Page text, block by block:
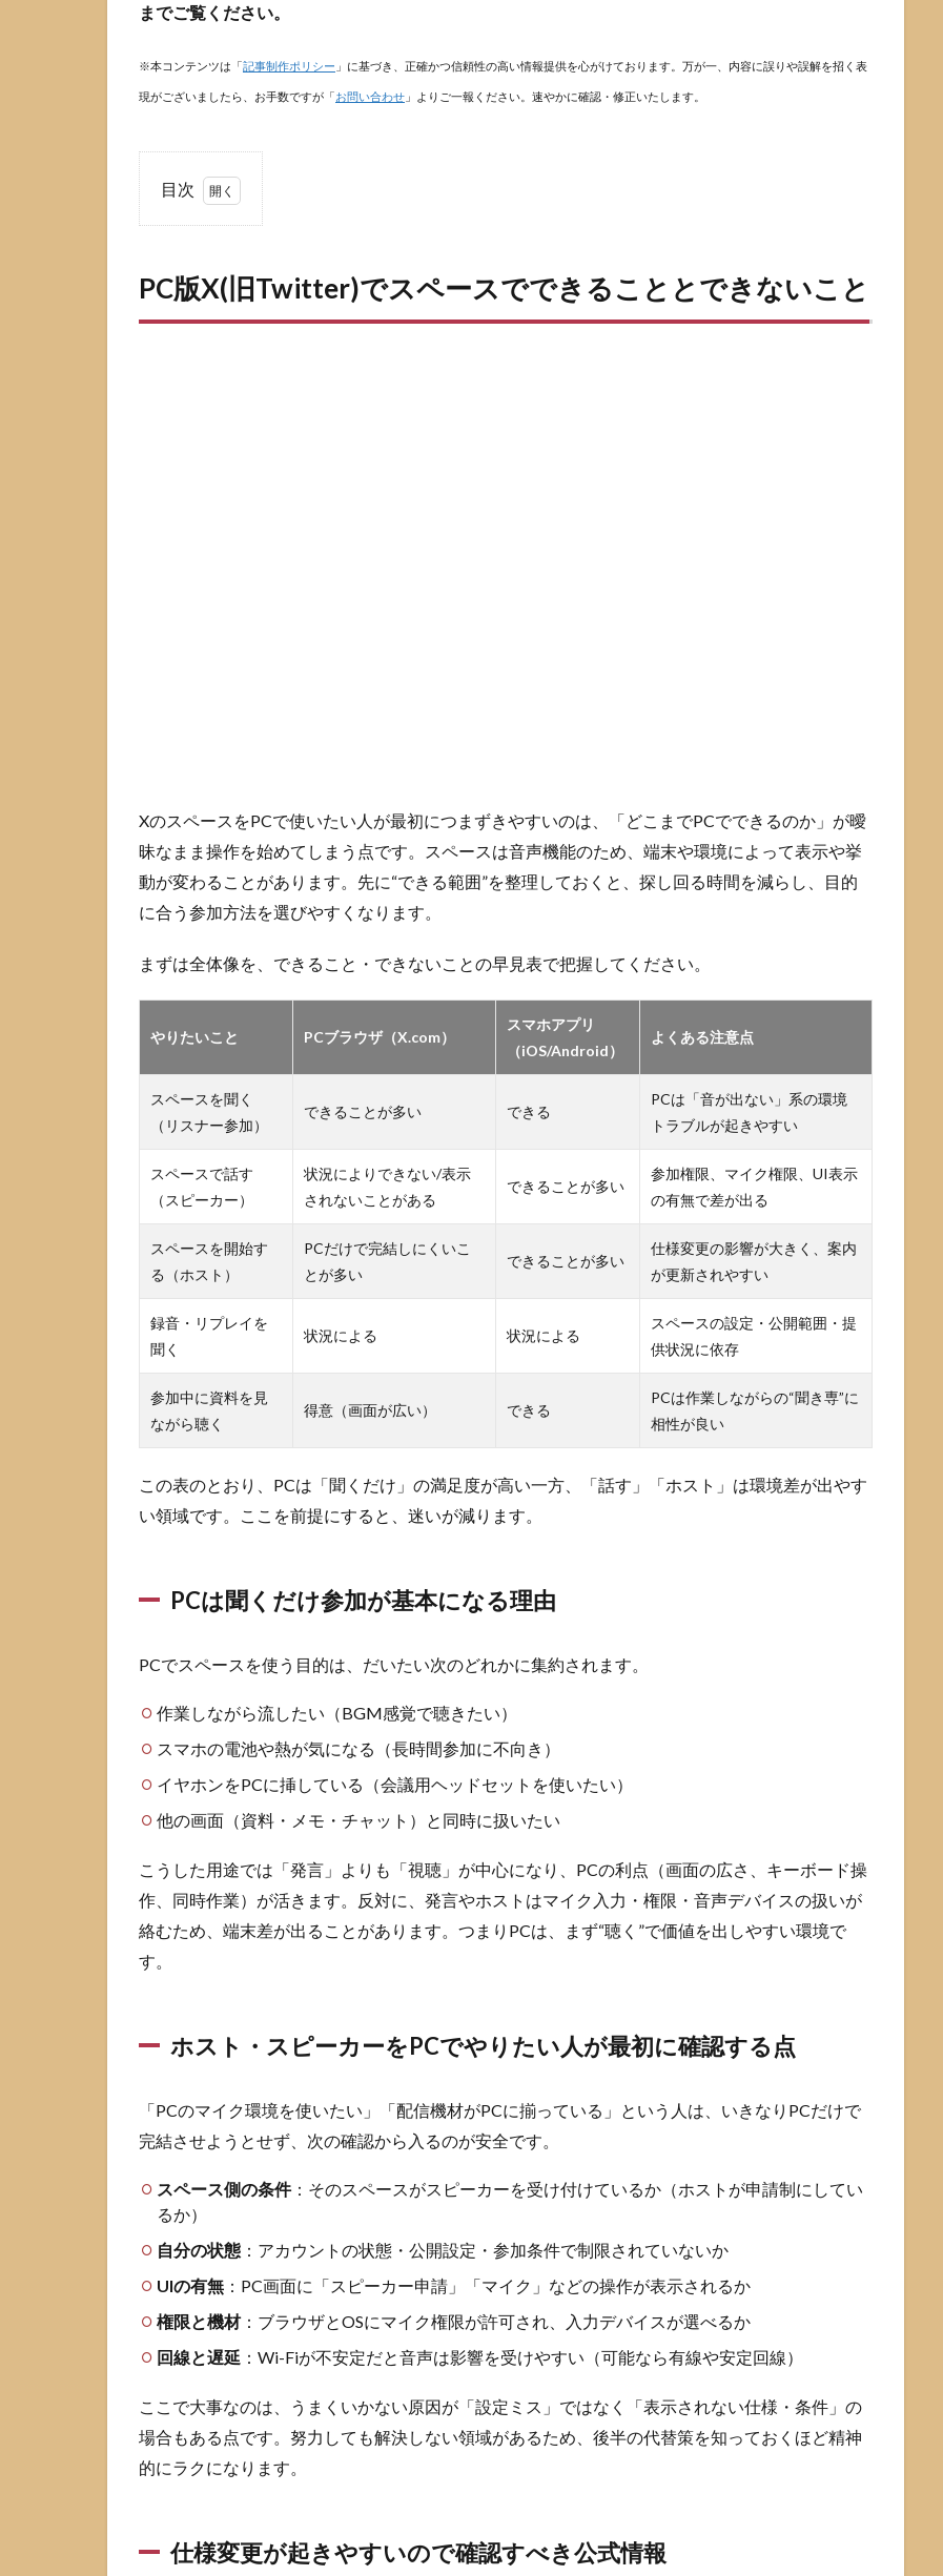
までご覧ください。
※本コンテンツは「記事制作ポリシー 」に基づき、正確かつ信頼性の高い情報提供を心がけております。万が一、内容に誤りや誤解を招く表
現がございましたら、お手数ですが「お問い合わせ 」よりご一報ください。速やかに確認・修正いたします。
目次
でスペ
たい
人が
最初
に確
認す
1.3
仕様
が起
ので
確認
すべ
き公
式情
報
2
PC
版X(旧
Twitter)
でスペ
ースに
参加す
る手順
2.1
参加
ルー
ト1
上部
スペ
入る
2.2
ルー
ト2
リン
ら入
る
2.3
やプ
ロフ
ルか
る
2.4
参加
にや
るこ
と 音
量と
先の
版X(旧
Twitter)
いとき
PC版X(旧Twitter)でスペースでできることとできないこと
XのスペースをPCで使いたい人が最初につまずきやすいのは、「どこまでPCでできるのか」が曖
昧なまま操作を始めてしまう点です。スペースは音声機能のため、端末や環境によって表示や挙
動が変わることがあります。先に“できる範囲”を整理しておくと、探し回る時間を減らし、目的
に合う参加方法を選びやすくなります。
まずは全体像を、できること・できないことの早見表で把握してください。
やりたいこと PCブラウザ（X.com）
スマホアプリ
（iOS/Android）
よくある注意点
スペースを聞く
（リスナー参加）
できることが多い できる
PCは「音が出ない」系の環境
トラブルが起きやすい
スペースで話す
（スピーカー）
状況によりできない/表示
されないことがある
できることが多い
参加権限、マイク権限、UI表示
の有無で差が出る
スペースを開始す
る（ホスト）
PCだけで完結しにくいこ
とが多い
できることが多い
仕様変更の影響が大きく、案内
が更新されやすい
録音・リプレイを
聞く
状況による 状況による
スペースの設定・公開範囲・提
供状況に依存
参加中に資料を見
ながら聴く
得意（画面が広い） できる
PCは作業しながらの“聞き専”に
相性が良い
この表のとおり、PCは「聞くだけ」の満足度が高い一方、「話す」「ホスト」は環境差が出やす
い領域です。ここを前提にすると、迷いが減ります。
PCは聞くだけ参加が基本になる理由
PCでスペースを使う目的は、だいたい次のどれかに集約されます。
作業しながら流したい（BGM感覚で聴きたい）
スマホの電池や熱が気になる（長時間参加に不向き）
イヤホンをPCに挿している（会議用ヘッドセットを使いたい）
他の画面（資料・メモ・チャット）と同時に扱いたい
こうした用途では「発言」よりも「視聴」が中心になり、PCの利点（画面の広さ、キーボード操
作、同時作業）が活きます。反対に、発言やホストはマイク入力・権限・音声デバイスの扱いが
絡むため、端末差が出ることがあります。つまりPCは、まず“聴く”で価値を出しやすい環境で
す。
ホスト・スピーカーをPCでやりたい人が最初に確認する点
「PCのマイク環境を使いたい」「配信機材がPCに揃っている」という人は、いきなりPCだけで
完結させようとせず、次の確認から入るのが安全です。
スペース側の条件：そのスペースがスピーカーを受け付けているか（ホストが申請制にしてい
るか）
自分の状態 ：アカウントの状態・公開設定・参加条件で制限されていないか
UIの有無 ：PC画面に「スピーカー申請」「マイク」などの操作が表示されるか
権限と機材：ブラウザとOSにマイク権限が許可され、入力デバイスが選べるか
回線と遅延 ：Wi-Fiが不安定だと音声は影響を受けやすい（可能なら有線や安定回線）
ここで大事なのは、うまくいかない原因が「設定ミス」ではなく「表示されない仕様・条件」の
場合もある点です。努力しても解決しない領域があるため、後半の代替策を知っておくほど精神
的にラクになります。
仕様変更が起きやすいので確認すべき公式情報